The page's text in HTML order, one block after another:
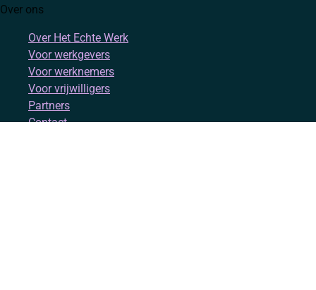
Over ons
Over Het Echte Werk
Voor werkgevers
Voor werknemers
Voor vrijwilligers
Partners
Contact